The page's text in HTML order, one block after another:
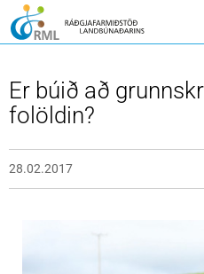
Er búið að
folöldin?
28.02.2017